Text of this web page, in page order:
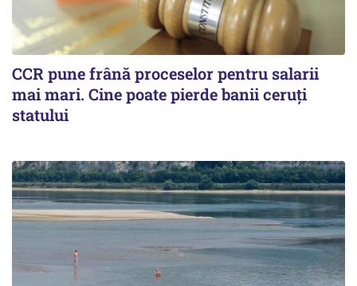
CCR pune frână proceselor pentru salarii
mai mari. Cine poate pierde banii ceruți
statului